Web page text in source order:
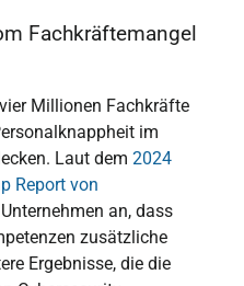
Fachkräftemangel
Millionen Fachkräfte
im
Laut dem 2024
Report von
an, dass
zusätzliche
Ergebnisse, die die